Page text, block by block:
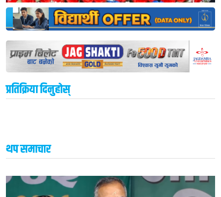
प्रतिक्रिया दिनुहोस्
थप समाचार